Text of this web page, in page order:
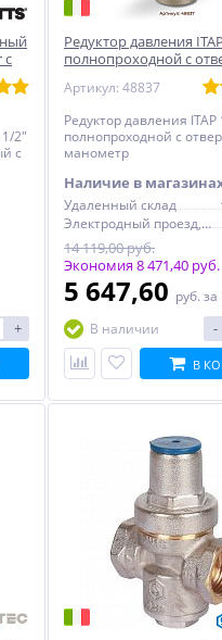
c
1/2"
c
+
Редуктор давления
полнопроходной с
Артикул: 48837
Редуктор давления ITAP
полнопроходной с
манометр
Наличие в
Удаленный склад
Электродный проезд, 6с1
14 119,00 руб.
Экономия 8 471,40 руб.
5 647,60 руб.
В наличии
-
В